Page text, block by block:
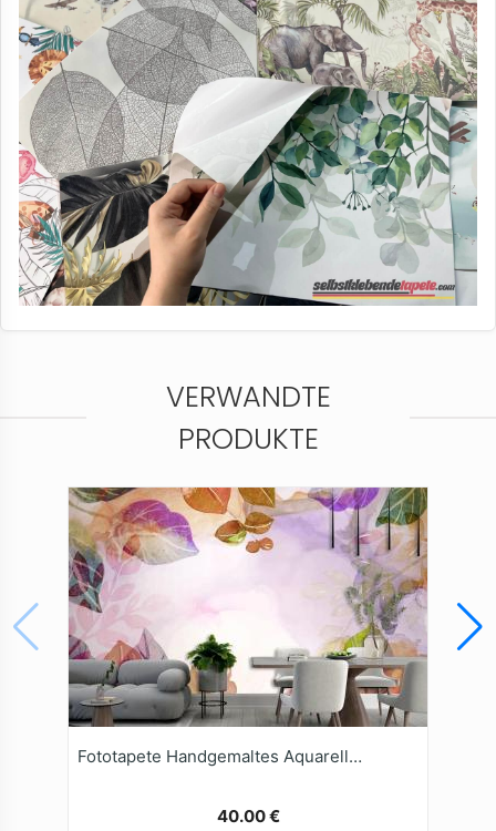
VERWANDTE
PRODUKTE
Fototapete Handgemaltes Aquarell Naturhintergrund
40.00 €